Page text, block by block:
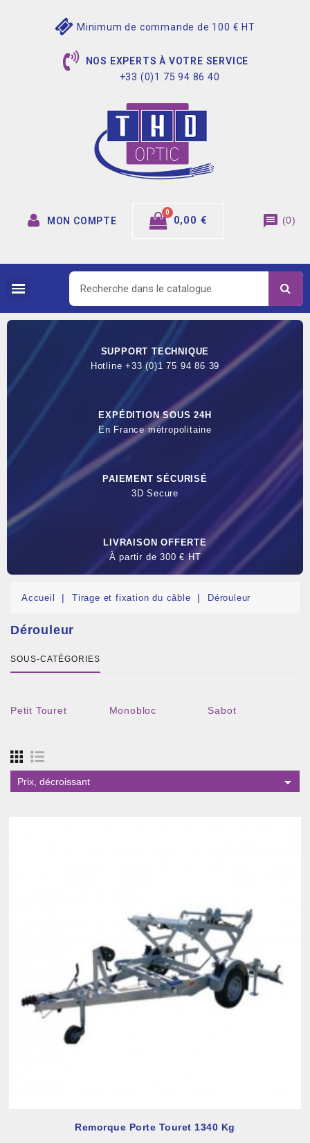
Minimum de commande de 100 € HT
NOS EXPERTS À VOTRE SERVICE
+33 (0)1 75 94 86 40
MON COMPTE 0,00 € message (0)
SUPPORT TECHNIQUE
Hotline +33 (0)1 75 94 86 39
EXPÉDITION SOUS 24H
En France métropolitaine
PAIEMENT SÉCURISÉ
3D Secure
LIVRAISON OFFERTE
À partir de 300 € HT
Accueil Tirage et fixation du câble Dérouleur
Dérouleur
SOUS-CATÉGORIES
Petit Touret Monobloc Sabot
Prix, décroissant 
Remorque Porte Touret 1340 Kg